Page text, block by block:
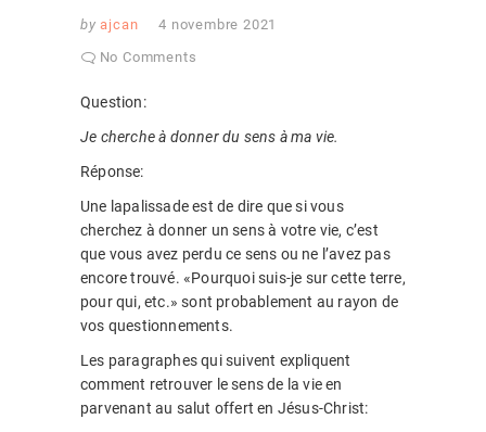
by ajcan
4 novembre 2021
No Comments
Question:
Je cherche à donner du sens à ma vie.
Réponse:
Une lapalissade est de dire que si vous
cherchez à donner un sens à votre vie, c’est
que vous avez perdu ce sens ou ne l’avez pas
encore trouvé. «Pourquoi suis-je sur cette terre,
pour qui, etc.» sont probablement au rayon de
vos questionnements.
Les paragraphes qui suivent expliquent
comment retrouver le sens de la vie en
parvenant au salut offert en Jésus-Christ: